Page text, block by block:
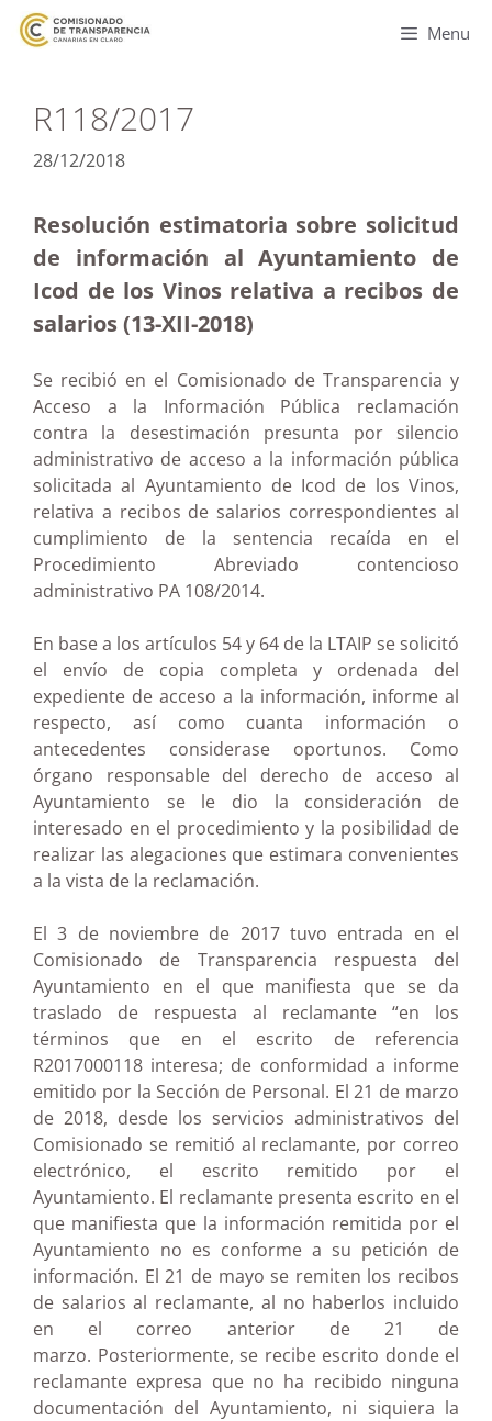
Menu
R118/2017
28/12/2018
Resolución estimatoria sobre solicitud
de información al Ayuntamiento de
Icod de los Vinos relativa a recibos de
salarios (13-XII-2018)
Se recibió en el Comisionado de Transparencia y
Acceso a la Información Pública reclamación
contra la desestimación presunta por silencio
administrativo de acceso a la información pública
solicitada al Ayuntamiento de Icod de los Vinos,
relativa a recibos de salarios correspondientes al
cumplimiento de la sentencia recaída en el
Procedimiento Abreviado contencioso
administrativo PA 108/2014.
En base a los artículos 54 y 64 de la LTAIP se solicitó
el envío de copia completa y ordenada del
expediente de acceso a la información, informe al
respecto, así como cuanta información o
antecedentes considerase oportunos. Como
órgano responsable del derecho de acceso al
Ayuntamiento se le dio la consideración de
interesado en el procedimiento y la posibilidad de
realizar las alegaciones que estimara convenientes
a la vista de la reclamación.
El 3 de noviembre de 2017 tuvo entrada en el
Comisionado de Transparencia respuesta del
Ayuntamiento en el que manifiesta que se da
traslado de respuesta al reclamante “en los
términos que en el escrito de referencia
R2017000118 interesa; de conformidad a informe
emitido por la Sección de Personal. El 21 de marzo
de 2018, desde los servicios administrativos del
Comisionado se remitió al reclamante, por correo
electrónico, el escrito remitido por el
Ayuntamiento. El reclamante presenta escrito en el
que manifiesta que la información remitida por el
Ayuntamiento no es conforme a su petición de
información. El 21 de mayo se remiten los recibos
de salarios al reclamante, al no haberlos incluido
en el correo anterior de 21 de
marzo. Posteriormente, se recibe escrito donde el
reclamante expresa que no ha recibido ninguna
documentación del Ayuntamiento, ni siquiera la